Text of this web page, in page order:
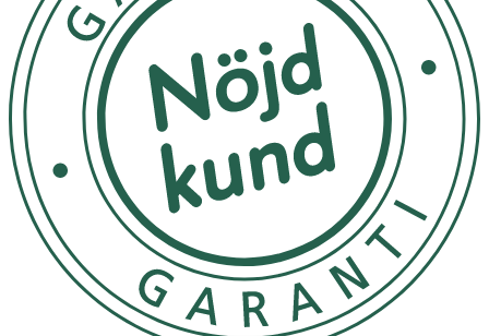
- Kontrollera nappen före varje användning. Dra i den åt
olika håll. Kasta nappen så fort den visar tecken på
skador eller slitage. Kontrollera också sugdelen, särskilt
när barnet håller på att få tänder.
- Rengör noga med milt rengöringsmedel och sterilisera
före varje användning. Tryck ut eventuellt resterande
vatten ur sugdelen efter rengöring eller desinfektion och
låt nappen torka ordentligt. Diska inte nappen i
diskmaskin, då maskindiskmedel kan medföra
materialskador.
- MommyFeel är särskilt utvecklad för amningsperioden.
Använd en annan NUK tröstnappsmodell efter